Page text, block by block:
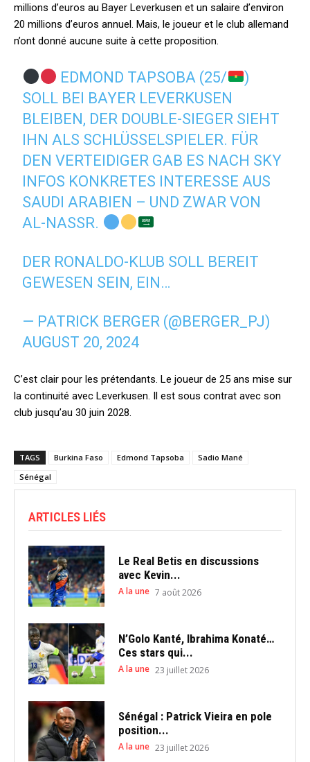
millions d’euros au Bayer Leverkusen et un salaire d’environ
20 millions d’euros annuel. Mais, le joueur et le club allemand
n’ont donné aucune suite à cette proposition.
EDMOND TAPSOBA (25/
)
SOLL BEI BAYER LEVERKUSEN
BLEIBEN, DER DOUBLE-SIEGER SIEHT
IHN ALS SCHLÜSSELSPIELER. FÜR
DEN VERTEIDIGER GAB ES NACH SKY
INFOS KONKRETES INTERESSE AUS
SAUDI ARABIEN – UND ZWAR VON
AL-NASSR.
DER RONALDO-KLUB SOLL BEREIT
GEWESEN SEIN, EIN…
— PATRICK BERGER (@BERGER_PJ)
AUGUST 20, 2024
C’est clair pour les prétendants. Le joueur de 25 ans mise sur
la continuité avec Leverkusen. Il est sous contrat avec son
club jusqu’au 30 juin 2028.
TAGS Burkina Faso Edmond Tapsoba
Sadio Mané
Sénégal
ARTICLES LIÉS
Le Real Betis en discussions
avec Kevin...
A la une 7 août 2026
N’Golo Kanté, Ibrahima Konaté…
Ces stars qui...
A la une 23 juillet 2026
Sénégal : Patrick Vieira en pole
position...
A la une 23 juillet 2026